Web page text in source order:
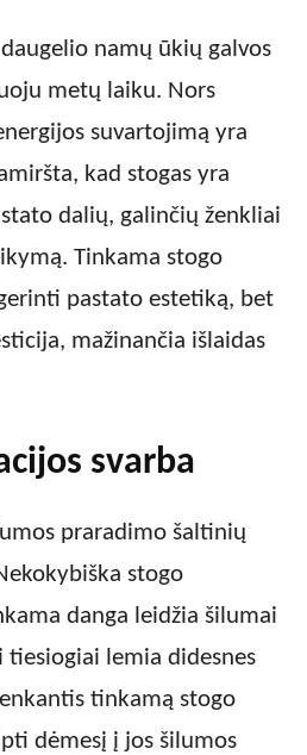
namų ūkių galvos
metų laiku. Nors
suvartojimą yra
kad stogas yra
dalių, galinčių ženkliai
Tinkama stogo
pastato estetiką, bet
mažinančia išlaidas
svarba
praradimo šaltinių
stogo
danga leidžia šilumai
tiesiogiai lemia didesnes
tinkamą stogo
dėmesį į jos šilumos